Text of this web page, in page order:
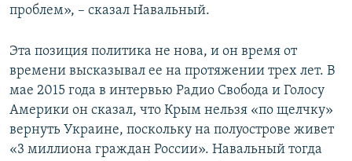
проблем», – сказал Навальный.
Эта позиция политика не нова, и он время от
времени высказывал ее на протяжении трех лет. В
мае 2015 года в интервью Радио Свобода и Голосу
Америки он сказал, что Крым нельзя «по щелчку»
вернуть Украине, поскольку на полуострове живет
«3 миллиона граждан России». Навальный тогда